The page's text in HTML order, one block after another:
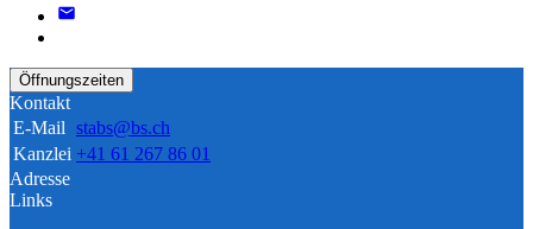
Öffnungszeiten
Kontakt
E-Mail stabs@bs.ch
Kanzlei +41 61 267 86 01
Adresse
Links